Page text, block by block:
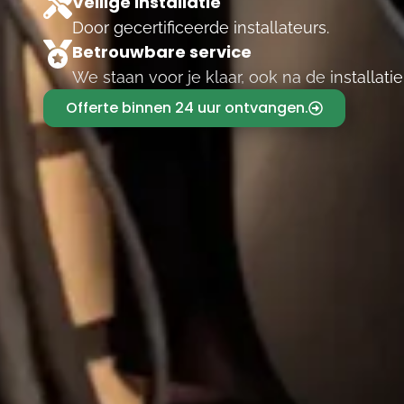
Door gecertificeerde installateurs.
Betrouwbare service
We staan voor je klaar, ook na de
Offerte binnen 24 uur ontvangen.